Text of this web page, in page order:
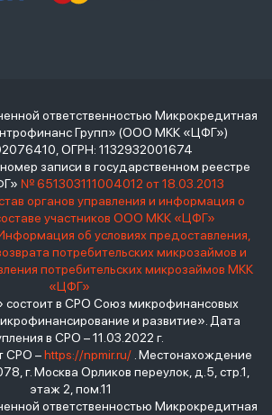
ответственностью Микрокредитная
Групп» (ООО МКК «ЦФГ»)
ОГРН: 1132932001674
записи в государственном реестре
№ 651303111004012 от 18.03.2013
органов управления и информация о
участников ООО МКК «ЦФГ»
об условиях предоставления,
потребительских микрозаймов и
потребительских микрозаймов МКК
«ЦФГ»
в СРО Союз микрофинансовых
и развитие». Дата
в СРО – 11.03.2022 г.
СРО –https://npmir.ru/. Местонахождение
г. Москва Орликов переулок, д.5, стр.1,
этаж 2, пом.11
ответственностью Микрокредитная